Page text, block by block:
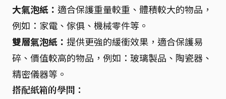
大氣泡紙： 適合保護重量較重、體積較大的物品，
例如：家電、傢俱、機械零件等。
雙層氣泡紙： 提供更強的緩衝效果，適合保護易
碎、價值較高的物品，例如：玻璃製品、陶瓷器、
精密儀器等。
搭配紙箱的學問：